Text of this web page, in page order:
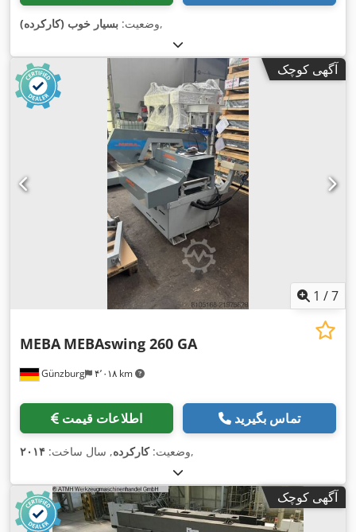
وضعیت: بسیار خوب (کارکرده) ,
آگهی کوچک
1 /7
Günzburg ۴٬۰۱۸ km
MEBA MEBAswing 260 GA
اطلاعات قیمت تماس بگیرید
وضعیت:کارکرده, سال ساخت: ۲۰۱۴ ,
آگهی کوچک